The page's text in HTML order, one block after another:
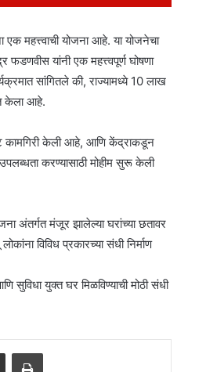
एक महत्त्वाची योजना आहे. या योजनेचा
यांनी एक महत्त्वपूर्ण घोषणा
सांगितले की, राज्यामध्ये 10 लाख
केला आहे.
कामगिरी केली आहे, आणि केंद्राकडून
करण्यासाठी मोहीम सुरू केली
अंतर्गत मंजूर झालेल्या घरांच्या छतावर
विविध प्रकारच्या संधी निर्माण
सुविधा युक्त घर मिळविण्याची मोठी संधी
Share via Email Print